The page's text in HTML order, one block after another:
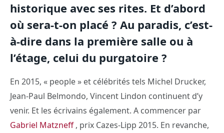
historique avec ses rites. Et d’abord
où sera-t-on placé ? Au paradis, c’est-
à-dire dans la première salle ou à
l’étage, celui du purgatoire ?
En 2015, « people » et célébrités tels Michel Drucker,
Jean-Paul Belmondo, Vincent Lindon continuent d’y
venir. Et les écrivains également. A commencer par
Gabriel Matzneff, prix Cazes-Lipp 2015. En revanche,